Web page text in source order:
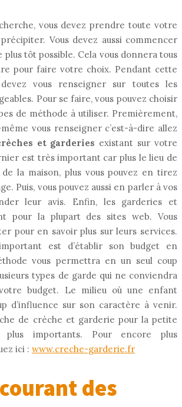
vous devez prendre toute votre
Vous devez aussi commencer
tôt possible. Cela vous donnera tous
pour faire votre choix. Pendant cette
vous renseigner sur toutes les
Pour se faire, vous pouvez choisir
de méthode à utiliser. Premièrement,
vous renseigner c’est-à-dire allez
et garderies existant sur votre
est très important car plus le lieu de
la maison, plus vous pouvez en tirez
Puis, vous pouvez aussi en parler à vos
leur avis. Enfin, les garderies et
pour la plupart des sites web. Vous
pour en savoir plus sur leurs services.
est d’établir son budget en
vous permettra en un seul coup
types de garde qui ne conviendra
budget. Le milieu où une enfant
d’influence sur son caractère à venir.
de crèche et garderie pour la petite
plus importants. Pour encore plus
ici : www.creche-garderie.fr
des